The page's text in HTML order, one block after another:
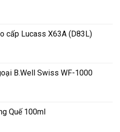
cấp Lucass X63A (D83L)
B.Well Swiss WF-1000
Quế 100ml